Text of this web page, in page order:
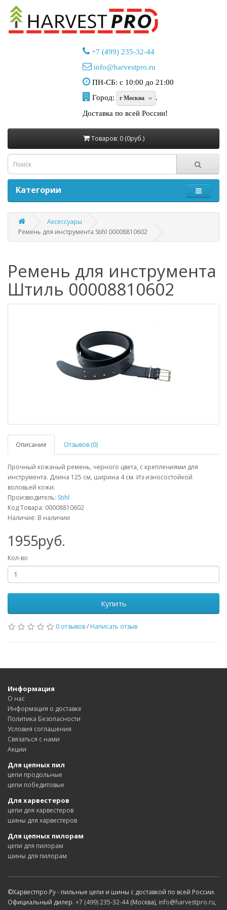
+7 (499) 235-32-44
info@harvestpro.ru
ПН-СБ: с 10:00 до 21:00
Город:
г Москва
.
Доставка по всей России!
Товаров: 0 (0руб.)
Категории
Аксессуары
Ремень для инструмента Stihl 00008810602
Ремень для инструмента
Штиль 00008810602
Описание Отзывов (0)
Прочный кожаный ремень, черного цвета, с креплениями для
инструмента. Длина 125 см, ширина 4 см. Из износостойкой
воловьей кожи.
Производитель: Stihl
Код Товара: 00008810602
Наличие: В наличии
1955руб.
Кол-во
Купить
0 отзывов/ Написать отзыв
Информация
О нас
Информация о доставке
Политика Безопасности
Условия соглашения
Связаться с нами
Акции
Для цепных пил
цепи продольные
цепи победитовые
Для харвестеров
цепи для харвестеров
шины для харвестеров
Для цепных пилорам
цепи для пилорам
шины для пилорам
©Харвестпро.Ру - пильные цепи и шины с доставкой по всей России.
Официальный дилер. +7 (499) 235-32-44(Москва), info@harvestpro.ru,